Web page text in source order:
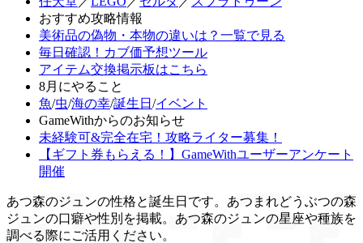
おすすめ攻略情報
美術品の偽物・本物の違いは？一覧で見る
毎日確認！カブ価予想ツール
アイテム交換掲示板はこちら
8月にやること
魚/虫/海の幸/誕生日 /イベント
GameWithからのお知らせ
未経験可&完全在宅！攻略ライター募集！
【ギフト券もらえる！】GameWithユーザーアンケート
開催
あつ森のジュンの性格と誕生日です。あつまれどうぶつの森
ジュンの口癖や性別を掲載。あつ森のジュンの星座や種族を
調べる際にご活用ください。